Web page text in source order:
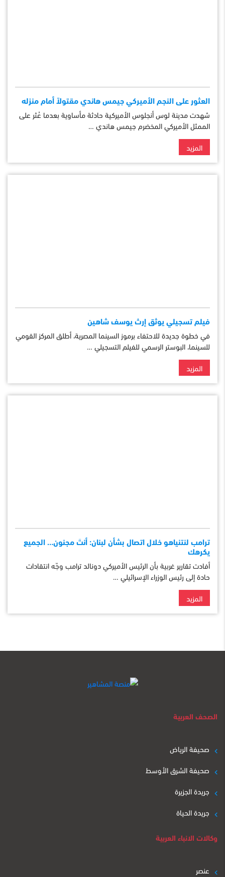
العثور على النجم الأميركي جيمس هاندي مقتولاً أمام منزله
شهدت مدينة لوس أنجلوس الأميركية حادثة مأساوية بعدما عُثر على
الممثل الأميركي المخضرم جيمس هاندي …
المزيد
فيلم تسجيلي يوثق إرث يوسف شاهين
في خطوة جديدة للاحتفاء برموز السينما المصرية، أطلق المركز القومي
للسينما، البوستر الرسمي للفيلم التسجيلي …
المزيد
ترامب لنتنياهو خلال اتصال بشأن لبنان: أنتَ مجنون… الجميع
يكرهك
أفادت تقارير غربية بأن الرئيس الأميركي دونالد ترامب وجّه انتقادات
حادة إلى رئيس الوزراء الإسرائيلي …
المزيد
الصحف العربية
صحيفة الرياض
صحيفة الشرق الأوسط
جريدة الجزيرة
جريدة الحياة
وكالات الانباء العربية
عنصر